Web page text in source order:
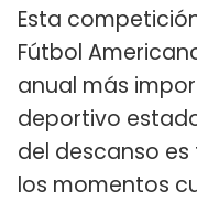
Esta
Fútbol
anual más
deportivo
del descanso
los momentos